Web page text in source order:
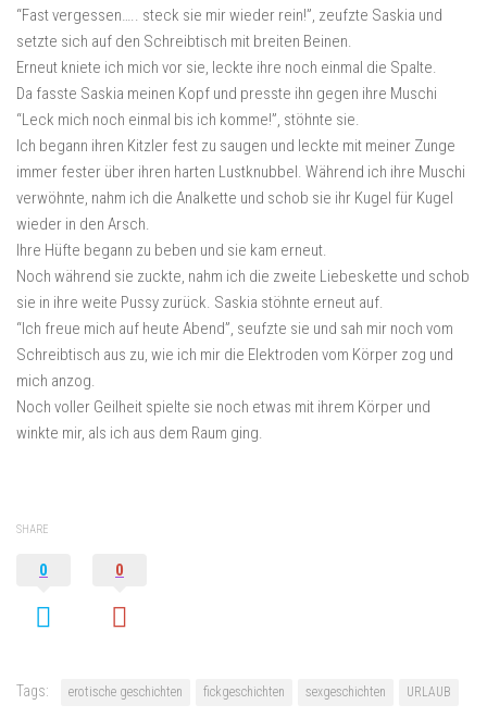
“Fast vergessen….. steck sie mir wieder rein!”, zeufzte Saskia und
setzte sich auf den Schreibtisch mit breiten Beinen.
Erneut kniete ich mich vor sie, leckte ihre noch einmal die Spalte.
Da fasste Saskia meinen Kopf und presste ihn gegen ihre Muschi
“Leck mich noch einmal bis ich komme!”, stöhnte sie.
Ich begann ihren Kitzler fest zu saugen und leckte mit meiner Zunge
immer fester über ihren harten Lustknubbel. Während ich ihre Muschi
verwöhnte, nahm ich die Analkette und schob sie ihr Kugel für Kugel
wieder in den Arsch.
Ihre Hüfte begann zu beben und sie kam erneut.
Noch während sie zuckte, nahm ich die zweite Liebeskette und schob
sie in ihre weite Pussy zurück. Saskia stöhnte erneut auf.
“Ich freue mich auf heute Abend”, seufzte sie und sah mir noch vom
Schreibtisch aus zu, wie ich mir die Elektroden vom Körper zog und
mich anzog.
Noch voller Geilheit spielte sie noch etwas mit ihrem Körper und
winkte mir, als ich aus dem Raum ging.
SHARE
0 0
Tags: erotische geschichten fickgeschichten sexgeschichten URLAUB